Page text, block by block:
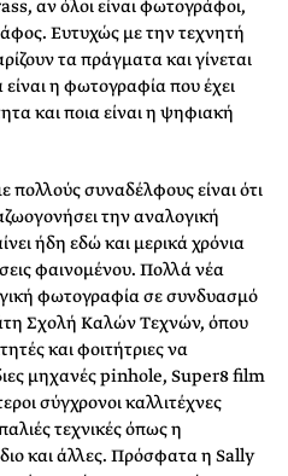
αν όλοι είναι φωτογράφοι,
Ευτυχώς με την τεχνητή
τα πράγματα και γίνεται
η φωτογραφία που έχει
και ποια είναι η ψηφιακή
συναδέλφους είναι ότι
την αναλογική
ήδη εδώ και μερικά χρόνια
φαινομένου. Πολλά νέα
φωτογραφία σε συνδυασμό
Σχολή Καλών Τεχνών, όπου
και φοιτήτριες να
μηχανές pinhole, Super8 film
σύγχρονοι καλλιτέχνες
τεχνικές όπως η
και άλλες. Πρόσφατα η Sally